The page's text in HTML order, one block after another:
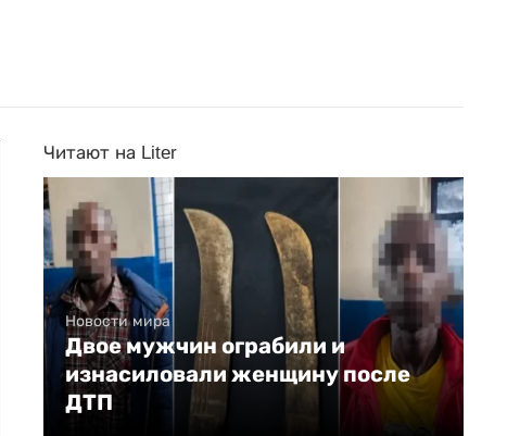
Читают на Liter
Новости мира
Двое мужчин ограбили и
изнасиловали женщину после
ДТП